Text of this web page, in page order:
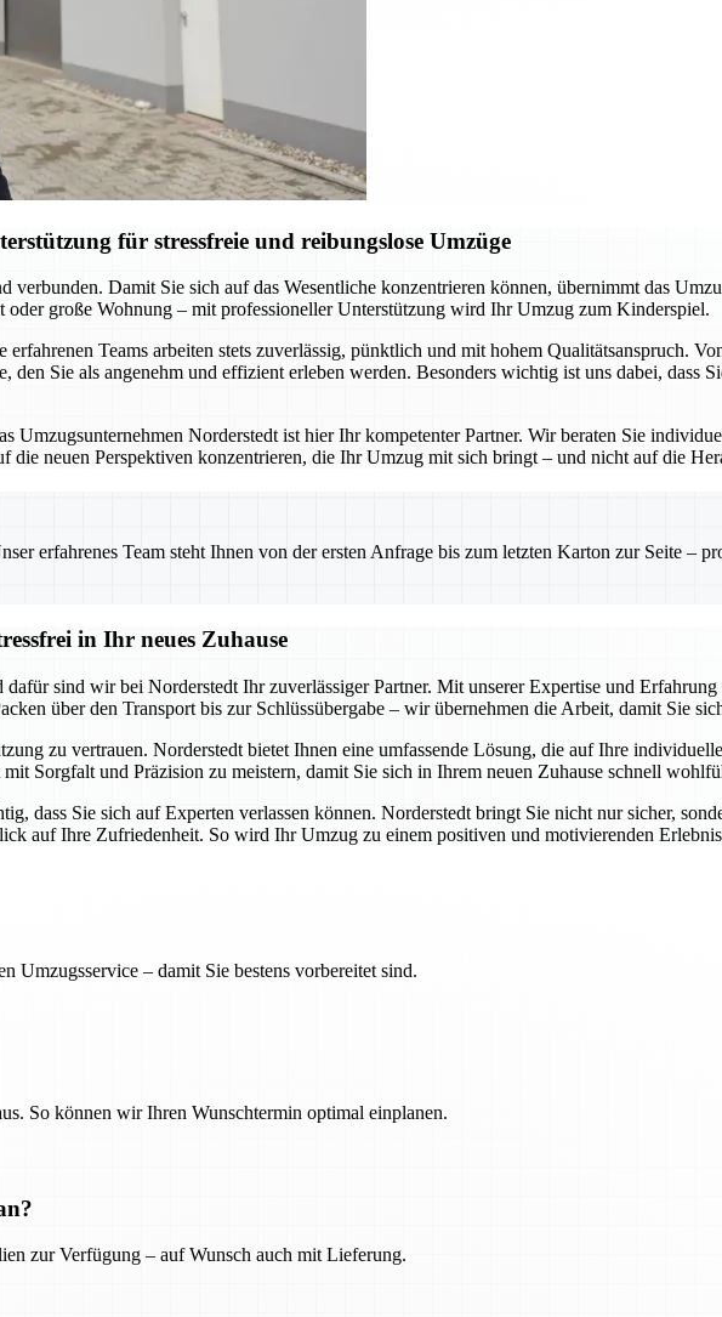
für stressfreie und reibungslose Umzüge
Damit Sie sich auf das Wesentliche konzentrieren können, übernimmt das
große Wohnung – mit professioneller Unterstützung wird Ihr Umzug zum Kinderspiel.
Teams arbeiten stets zuverlässig, pünktlich und mit hohem Qualitätsanspruch.
Sie als angenehm und effizient erleben werden. Besonders wichtig ist uns dabei, dass
Norderstedt ist hier Ihr kompetenter Partner. Wir beraten Sie
die neuen Perspektiven konzentrieren, die Ihr Umzug mit sich bringt – und nicht auf die
erfahrenes Team steht Ihnen von der ersten Anfrage bis zum letzten Karton zur Seite –
in Ihr neues Zuhause
sind wir bei Norderstedt Ihr zuverlässiger Partner. Mit unserer Expertise und
über den Transport bis zur Schlüssübergabe – wir übernehmen die Arbeit, damit Sie
zu vertrauen. Norderstedt bietet Ihnen eine umfassende Lösung, die auf Ihre
Sorgfalt und Präzision zu meistern, damit Sie sich in Ihrem neuen Zuhause schnell
dass Sie sich auf Experten verlassen können. Norderstedt bringt Sie nicht nur sicher,
auf Ihre Zufriedenheit. So wird Ihr Umzug zu einem positiven und motivierenden
Umzugsservice – damit Sie bestens vorbereitet sind.
So können wir Ihren Wunschtermin optimal einplanen.
zur Verfügung – auf Wunsch auch mit Lieferung.